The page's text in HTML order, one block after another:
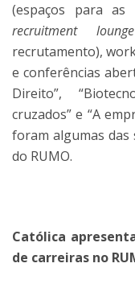
(espaços para as
recruitment lounge
recrutamento),
e conferências
Direito”,
cruzados” e “A
foram algumas das
do RUMO.
Católica
de carreiras no